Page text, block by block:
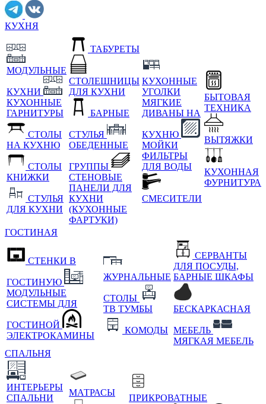
КУХНЯ
МОДУЛЬНЫЕ
КУХНИ
КУХОННЫЕ
ГАРНИТУРЫ
СТОЛЫ
НА КУХНЮ
СТОЛЫ
КНИЖКИ
СТУЛЬЯ
ДЛЯ КУХНИ
ТАБУРЕТЫ
СТОЛЕШНИЦЫ
ДЛЯ КУХНИ
БАРНЫЕ
СТУЛЬЯ
ОБЕДЕННЫЕ
ГРУППЫ
СТЕНОВЫЕ
ПАНЕЛИ ДЛЯ
КУХНИ
(КУХОННЫЕ
ФАРТУКИ)
КУХОННЫЕ
УГОЛКИ
МЯГКИЕ
ДИВАНЫ НА
КУХНЮ
МОЙКИ
ФИЛЬТРЫ
ДЛЯ ВОДЫ
СМЕСИТЕЛИ
БЫТОВАЯ
ТЕХНИКА
ВЫТЯЖКИ
КУХОННАЯ
ФУРНИТУРА
ГОСТИНАЯ
СТЕНКИ В
ГОСТИНУЮ
МОДУЛЬНЫЕ
СИСТЕМЫ ДЛЯ
ГОСТИНОЙ
ЭЛЕКТРОКАМИНЫ
ЖУРНАЛЬНЫЕ
СТОЛЫ
ТВ ТУМБЫ
КОМОДЫ
СЕРВАНТЫ
ДЛЯ ПОСУДЫ,
БАРНЫЕ ШКАФЫ
БЕСКАРКАСНАЯ
МЕБЕЛЬ
МЯГКАЯ МЕБЕЛЬ
СПАЛЬНЯ
ИНТЕРЬЕРЫ
СПАЛЬНИ
МАТРАСЫ
ПРИКРОВАТНЫЕ